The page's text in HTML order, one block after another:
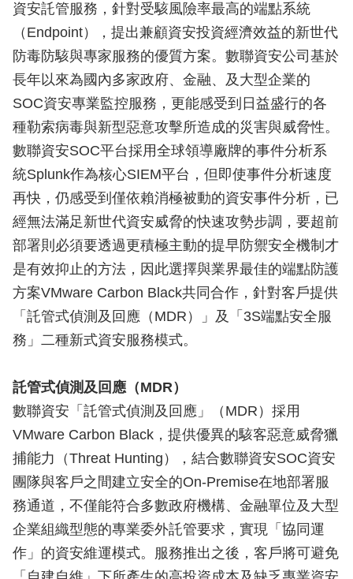
資安託管服務，針對受駭風險率最高的端點系統
（Endpoint），提出兼顧資安投資經濟效益的新世代
防毒防駭與專家服務的優質方案。數聯資安公司基於
長年以來為國內多家政府、金融、及大型企業的
SOC資安專業監控服務，更能感受到日益盛行的各
種勒索病毒與新型惡意攻擊所造成的災害與威脅性。
數聯資安SOC平台採用全球領導廠牌的事件分析系
統Splunk作為核心SIEM平台，但即使事件分析速度
再快，仍感受到僅依賴消極被動的資安事件分析，已
經無法滿足新世代資安威脅的快速攻勢步調，要超前
部署則必須要透過更積極主動的提早防禦安全機制才
是有效抑止的方法，因此選擇與業界最佳的端點防護
方案VMware Carbon Black共同合作，針對客戶提供
「託管式偵測及回應（MDR）」及「3S端點安全服
務」二種新式資安服務模式。
託管式偵測及回應（MDR）
數聯資安「託管式偵測及回應」（MDR）採用
VMware Carbon Black，提供優異的駭客惡意威脅獵
捕能力（Threat Hunting），結合數聯資安SOC資安
團隊與客戶之間建立安全的On-Premise在地部署服
務通道，不僅能符合多數政府機構、金融單位及大型
企業組織型態的專業委外託管要求，實現「協同運
作」的資安維運模式。服務推出之後，客戶將可避免